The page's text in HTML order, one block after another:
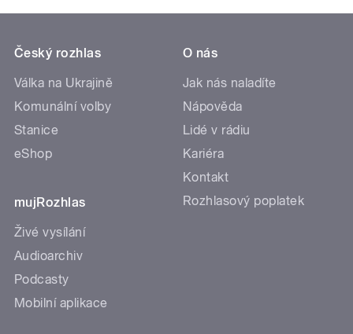
Český rozhlas
Válka na Ukrajině
Komunální volby
Stanice
eShop
mujRozhlas
Živé vysílání
Audioarchiv
Podcasty
Mobilní aplikace
O nás
Jak nás naladíte
Nápověda
Lidé v rádiu
Kariéra
Kontakt
Rozhlasový poplatek